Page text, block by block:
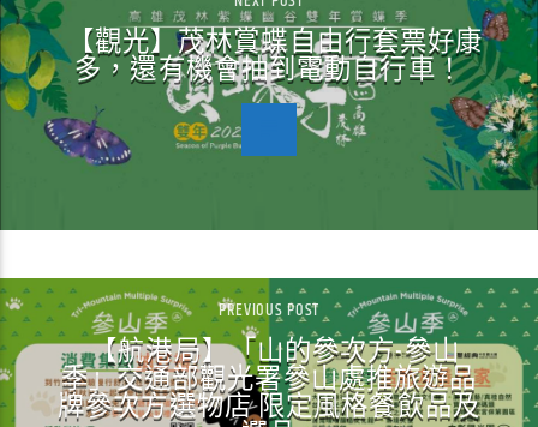
【觀光】茂林賞蝶自由行套票好康
多，還有機會抽到電動自行車！
PREVIOUS POST
【航港局】「山的參次方-參山
季」交通部觀光署參山處推旅遊品
牌參次方選物店 限定風格餐飲品及